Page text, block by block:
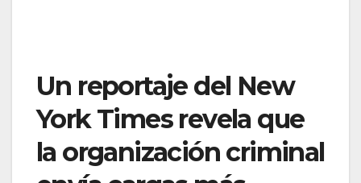
Un reportaje del New
York Times revela que
la organización criminal